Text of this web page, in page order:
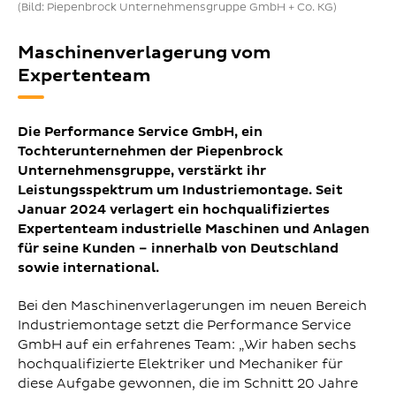
(Bild: Piepenbrock Unternehmensgruppe GmbH + Co. KG)
Maschinenverlagerung vom
Expertenteam
Die Performance Service GmbH, ein
Tochterunternehmen der Piepenbrock
Unternehmensgruppe, verstärkt ihr
Leistungsspektrum um Industriemontage. Seit
Januar 2024 verlagert ein hochqualifiziertes
Expertenteam industrielle Maschinen und Anlagen
für seine Kunden – innerhalb von Deutschland
sowie international.
Bei den Maschinenverlagerungen im neuen Bereich
Industriemontage setzt die Performance Service
GmbH auf ein erfahrenes Team: „Wir haben sechs
hochqualifizierte Elektriker und Mechaniker für
diese Aufgabe gewonnen, die im Schnitt 20 Jahre